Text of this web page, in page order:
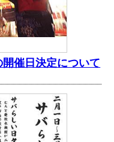
催日決定について